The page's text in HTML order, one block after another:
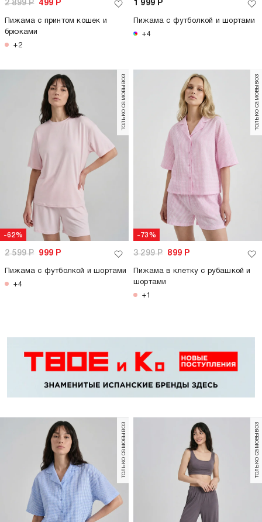
2 899Р 499 Р
Пижама с принтом кошек и
брюками
+2
1 999 Р
Пижама с футболкой и шортами
+4
-62%
только самовывоз
2 599Р 999 Р
Пижама с футболкой и шортами
+4
-73%
только самовывоз
3 299Р 899 Р
Пижама в клетку с рубашкой и
шортами
+1
только самовывоз только самовывоз